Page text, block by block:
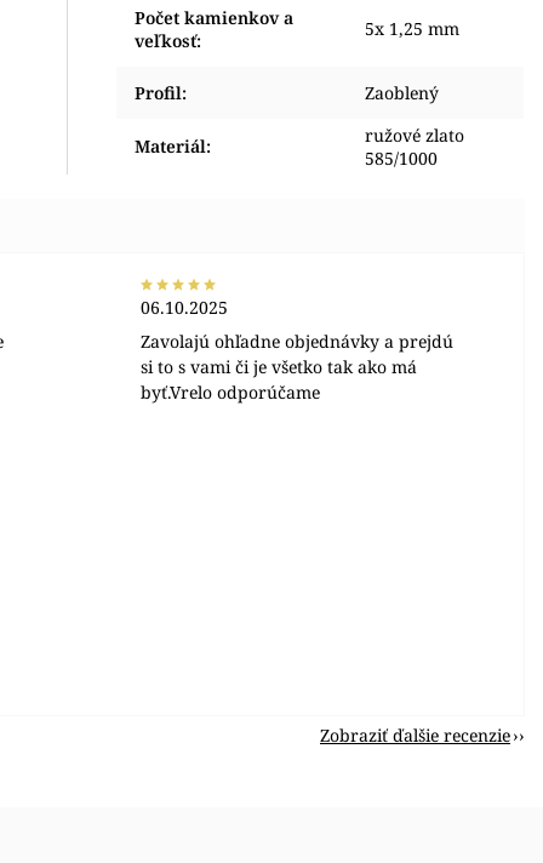
Počet kamienkov a
veľkosť:
5x 1,25 mm
Profil: Zaoblený
Materiál:
ružové zlato
585/1000
06.10.2025
Zavolajú ohľadne objednávky a prejdú
si to s vami či je všetko tak ako má
byť.Vrelo odporúčame
Zobraziť ďalšie recenzie